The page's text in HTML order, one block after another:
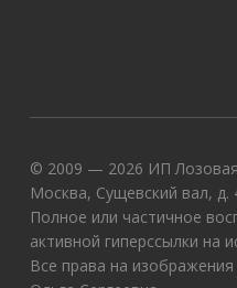
© 2009 — 2026 ИП Лозовая
Москва, Сущевский вал,
Полное или частичное
активной гиперссылки на
Все права на